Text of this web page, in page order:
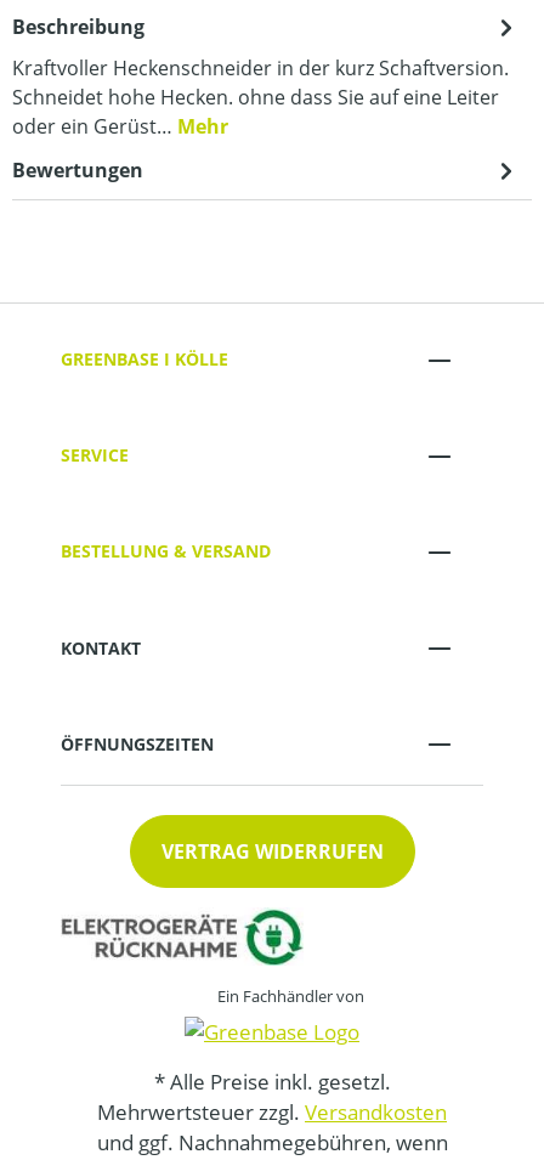
Beschreibung
Kraftvoller Heckenschneider in der kurz Schaftversion.
Schneidet hohe Hecken. ohne dass Sie auf eine Leiter
oder ein Gerüst… Mehr
Bewertungen
GREENBASE I KÖLLE
SERVICE
BESTELLUNG & VERSAND
KONTAKT
ÖFFNUNGSZEITEN
VERTRAG WIDERRUFEN
Ein Fachhändler von
* Alle Preise inkl. gesetzl.
Mehrwertsteuer zzgl. Versandkosten
und ggf. Nachnahmegebühren, wenn